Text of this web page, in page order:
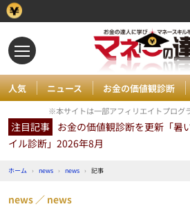
人気 ニュース お金の価値観診断
※本サイトは一部アフィリエイトプログ
注目記事 お金の価値観診断を更新「暑
イル診断」2026年8月
ホーム › news › news › 記事
news news